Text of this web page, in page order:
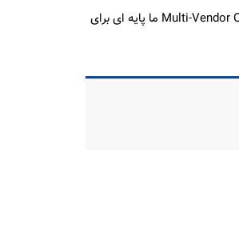
در پایدار نت، ما متعهد هستیم تا اپراتورهای شبکه را با ابزار و تخصص مورد نیاز برای پیشرفت در چشم انداز مخابراتی در حال تحول، توانمند کنیم. راه حل های Multi-Vendor OSS ما پایه ای برای